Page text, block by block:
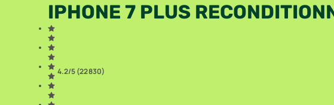
IPHONE 7 PLUS
4.2/5 (22 830)